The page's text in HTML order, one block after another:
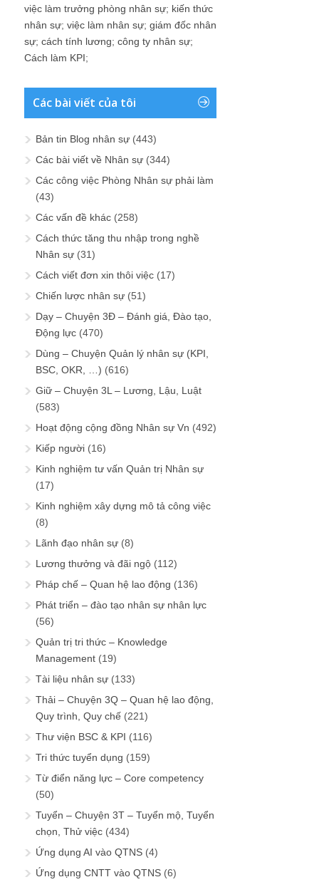
việc làm trưởng phòng nhân sự; kiến thức
nhân sự; việc làm nhân sự; giám đốc nhân
sự; cách tính lương; công ty nhân sự;
Cách làm KPI;
Các bài viết của tôi
Bản tin Blog nhân sự (443)
Các bài viết về Nhân sự (344)
Các công việc Phòng Nhân sự phải làm
(43)
Các vấn đề khác (258)
Cách thức tăng thu nhập trong nghề
Nhân sự (31)
Cách viết đơn xin thôi việc (17)
Chiến lược nhân sự (51)
Dạy – Chuyện 3Đ – Đánh giá, Đào tạo,
Động lực (470)
Dùng – Chuyện Quản lý nhân sự (KPI,
BSC, OKR, …) (616)
Giữ – Chuyện 3L – Lương, Lậu, Luật
(583)
Hoạt động cộng đồng Nhân sự Vn (492)
Kiếp người (16)
Kinh nghiệm tư vấn Quản trị Nhân sự
(17)
Kinh nghiệm xây dựng mô tả công việc
(8)
Lãnh đạo nhân sự (8)
Lương thưởng và đãi ngộ (112)
Pháp chế – Quan hệ lao động (136)
Phát triển – đào tạo nhân sự nhân lực
(56)
Quản trị tri thức – Knowledge
Management (19)
Tài liệu nhân sự (133)
Thải – Chuyện 3Q – Quan hệ lao động,
Quy trình, Quy chế (221)
Thư viện BSC & KPI (116)
Tri thức tuyển dụng (159)
Từ điển năng lực – Core competency
(50)
Tuyển – Chuyện 3T – Tuyển mộ, Tuyển
chọn, Thử việc (434)
Ứng dụng AI vào QTNS (4)
Ứng dụng CNTT vào QTNS (6)